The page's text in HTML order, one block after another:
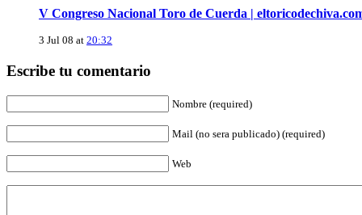
V Congreso Nacional Toro de Cuerda |
3 Jul 08 at 20:32
Escribe tu comentario
Nombre (required)
Mail (no sera publicado) (required)
Web